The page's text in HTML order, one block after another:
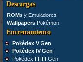
Descargas
ROMsy Emuladores
WallpapersPokémon
Entrenamiento
Pokédex V Gen
Pokédex IV Gen
Pokédex I,II,III Gen